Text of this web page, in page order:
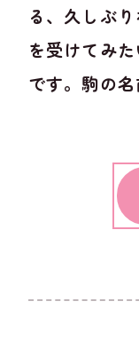
る、久しぶ
を受けてみ
です。駒の